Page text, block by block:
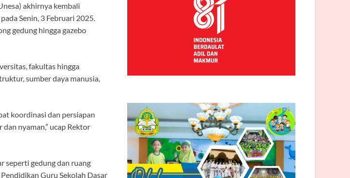
akhirnya kembali
Senin, 3 Februari 2025.
gedung hingga gazebo
fakultas hingga
sumber daya manusia,
koordinasi dan persiapan
nyaman,” ucap Rektor
seperti gedung dan ruang
Guru Sekolah Dasar